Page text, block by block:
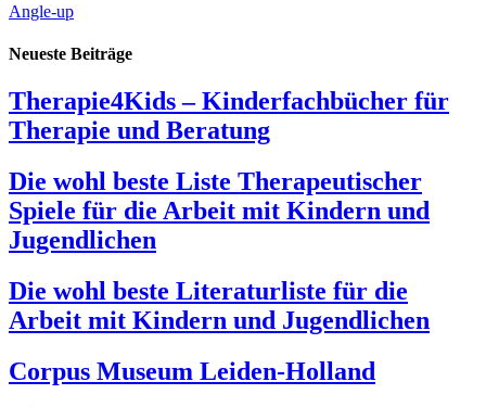
Angle-up
Neueste Beiträge
Therapie4Kids – Kinderfachbücher für
Therapie und Beratung
Die wohl beste Liste Therapeutischer
Spiele für die Arbeit mit Kindern und
Jugendlichen
Die wohl beste Literaturliste für die
Arbeit mit Kindern und Jugendlichen
Corpus Museum Leiden-Holland